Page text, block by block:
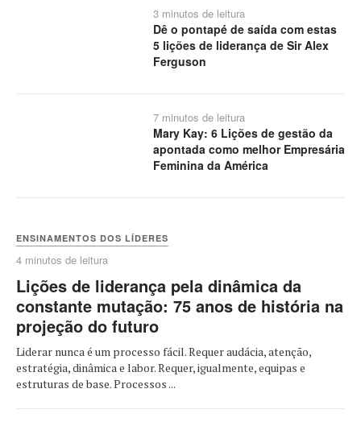
3 minutos de leitura
Dê o pontapé de saída com estas
5 lições de liderança de Sir Alex
Ferguson
7 minutos de leitura
Mary Kay: 6 Lições de gestão da
apontada como melhor Empresária
Feminina da América
ENSINAMENTOS DOS LÍDERES
4 minutos de leitura
Lições de liderança pela dinâmica da
constante mutação: 75 anos de história na
projeção do futuro
Liderar nunca é um processo fácil. Requer audácia, atenção,
estratégia, dinâmica e labor. Requer, igualmente, equipas e
estruturas de base. Processos ...